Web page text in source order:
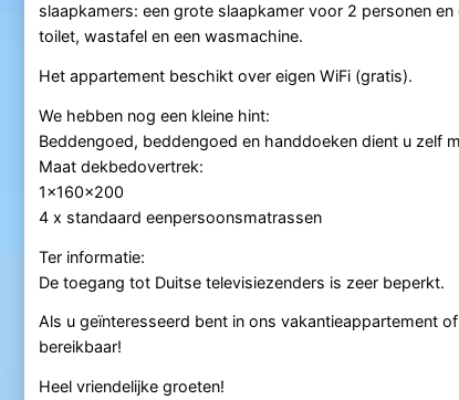
slaapkamers: een grote slaapkamer voor 2 personen
toilet, wastafel en een wasmachine.
Het appartement beschikt over eigen WiFi (gratis).
We hebben nog een kleine hint:
Beddengoed, beddengoed en handdoeken dient u zelf
Maat dekbedovertrek:
1x160x200
4 x standaard eenpersoonsmatrassen
Ter informatie:
De toegang tot Duitse televisiezenders is zeer beperkt.
Als u geïnteresseerd bent in ons vakantieappartement
bereikbaar!
Heel vriendelijke groeten!